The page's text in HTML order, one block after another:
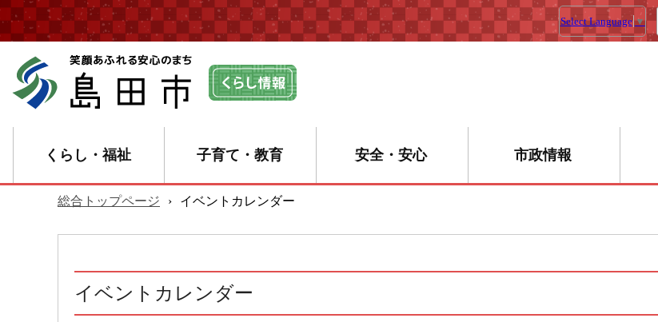
Select Language ▼
くらし・福祉 子育て・教育 安全・安心 市政情報
総合トップページ › イベントカレンダー
イベントカレンダー